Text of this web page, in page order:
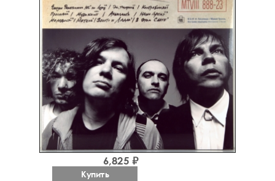
6,825 ₽
Купить